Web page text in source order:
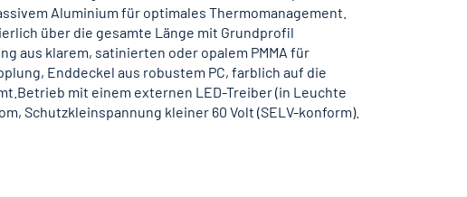
Aluminium für optimales Thermomanagement.
über die gesamte Länge mit Grundprofil
aus klarem, satinierten oder opalem PMMA für
Enddeckel aus robustem PC, farblich auf die
mit einem externen LED-Treiber (in Leuchte
Schutzkleinspannung kleiner 60 Volt (SELV-konform).